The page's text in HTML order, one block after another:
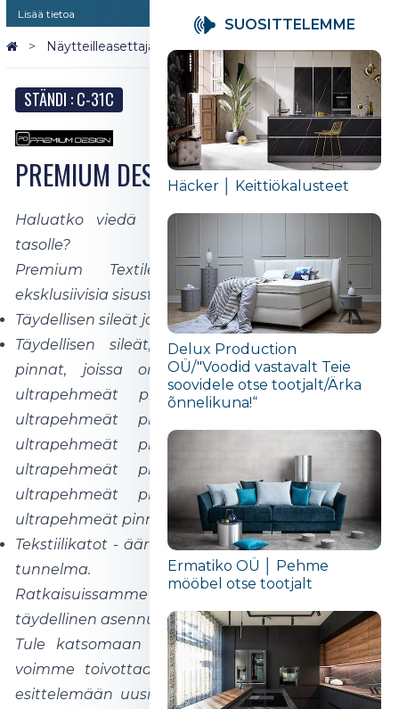
Lisää tietoa
Näytteilleasettajat 2026 PREMIUM DESIGN
STÄNDI : C-31C
PREMIUM DESIGN
Haluatko viedä kotisi sisustuksen seuraavalle
tasolle?
Premium Textile tarjoaa moderneja ja
eksklusiivisia sisustusratkaisuja:
Täydellisen sileät ja kestävät pinnat.
Täydellisen sileät, ultrasileät ja ultrapehmeät
pinnat, joissa on ultratäydellinen viimeistely,
ultrapehmeät pinnat, ultrapintaiset pinnat,
ultrapehmeät pinnat, ultrapehmeät pinnat,
ultrapehmeät pinnat, ultrapehmeät pinnat,
ultrapehmeät pinnat, ultrapehmeät pinnat,
ultrapehmeät pinnat, ultrapehmeät pinnat,
ultrapehmeät pinnat.
Tekstiilikatot - äärimmäinen akustiikka ja tyylikäs
tunnelma.
Ratkaisuissamme yhdistyvät älykäs valaistus,
täydellinen asennus ja huippusuunnittelu.
Tule katsomaan itse! Odotamme innolla, että
voimme toivottaa sinut tervetulleeksi messuille
esittelemään uusia ratkaisujamme ja jakamaan
SUOSITTELEMME
Häcker │ Keittiökalusteet
Delux Production
OÜ/"Voodid vastavalt Teie
soovidele otse tootjalt/Ärka
õnnelikuna!“
Ermatiko OÜ │ Pehme
mööbel otse tootjalt